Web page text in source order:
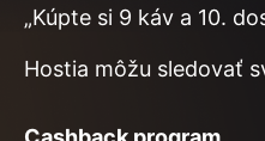
„Kúpte si 9 káv a 10.
Hostia môžu sledovať